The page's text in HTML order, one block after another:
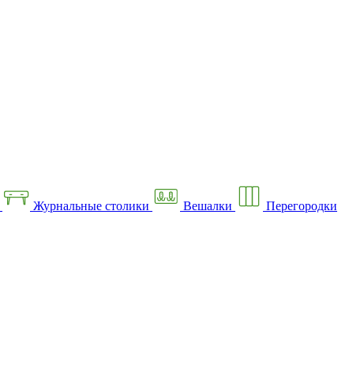
Журнальные столики Вешалки Перегородки